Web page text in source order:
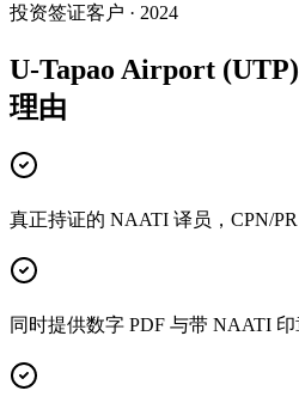
投资签证客户 · 2024
U-Tapao Airport
理由
真正持证的 NAATI 译员，CPN/
同时提供数字 PDF 与带 NAATI